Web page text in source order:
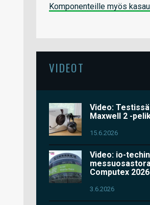
Komponenteille myös
VIDEOT
Video:
Maxwell 2 -
15.6.2026
Video: io-techin
Computex
3.6.2026